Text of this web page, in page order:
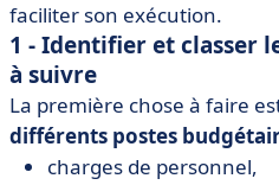
faciliter son exécution.
1 - Identifier et classer
à suivre
La première chose à faire
différents postes
charges de personnel,